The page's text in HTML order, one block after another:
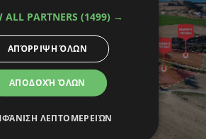
ALL PARTNERS (1499) →
ΑΠΟΔΟΧΉ ΌΛΩΝ
ΑΠΌΡΡΙΨΗ ΌΛΩΝ
ΛΕΠΤΟΜΕΡΕΙΏΝ